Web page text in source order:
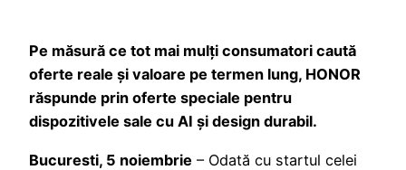
Pe măsură ce tot mai mulți consumatori caută
oferte reale și valoare pe termen lung, HONOR
răspunde prin oferte speciale pentru
dispozitivele sale cu AI și design durabil.
Bucuresti, 5 noiembrie – Odată cu startul celei